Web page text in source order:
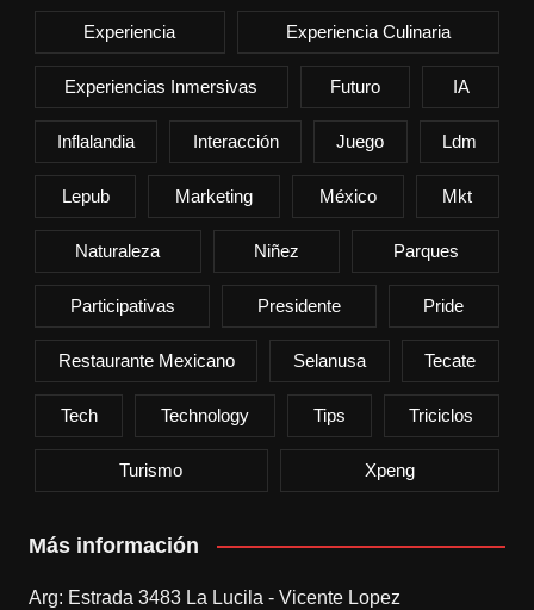
Experiencia Experiencia Culinaria
Experiencias Inmersivas Futuro IA
Inflalandia Interacción Juego Ldm
Lepub Marketing México Mkt
Naturaleza Niñez Parques
Participativas Presidente Pride
Restaurante Mexicano Selanusa Tecate
Tech Technology Tips Triciclos
Turismo Xpeng
Más información
Arg: Estrada 3483 La Lucila - Vicente Lopez